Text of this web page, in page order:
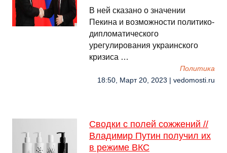
В ней сказано о значении
Пекина и возможности политико-
дипломатического
урегулирования украинского
кризиса …
Политика
18:50, Март 20, 2023 | vedomosti.ru
Сводки с полей сожжений //
Владимир Путин получил их
в режиме ВКС